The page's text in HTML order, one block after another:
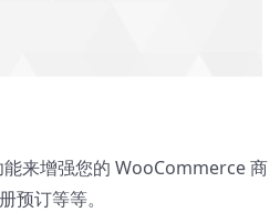
来增强您的 WooCommerce 商
预订等等。